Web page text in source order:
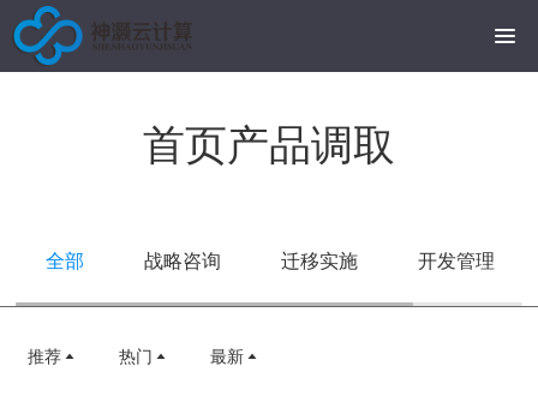
首页产品调取
全部 战略咨询 迁移实施 开发管理
推荐 热门 最新